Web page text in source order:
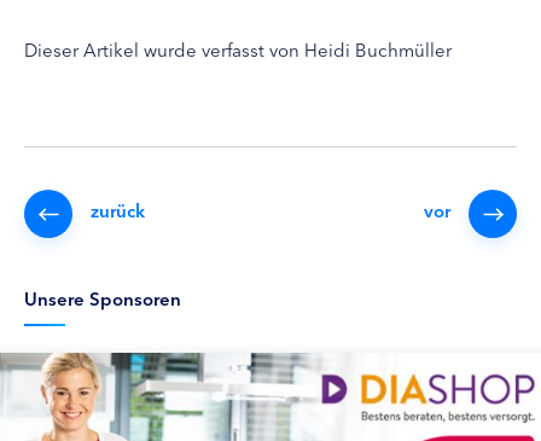
Dieser Artikel wurde verfasst von Heidi Buchmüller
zurück vor
Unsere Sponsoren